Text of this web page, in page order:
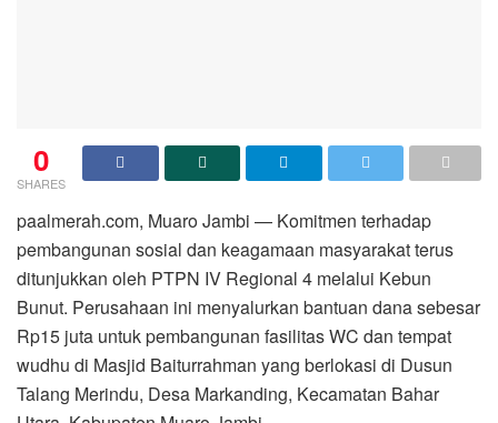
0
SHARES
paalmerah.com, Muaro Jambi — Komitmen terhadap
pembangunan sosial dan keagamaan masyarakat terus
ditunjukkan oleh PTPN IV Regional 4 melalui Kebun
Bunut. Perusahaan ini menyalurkan bantuan dana sebesar
Rp15 juta untuk pembangunan fasilitas WC dan tempat
wudhu di Masjid Baiturrahman yang berlokasi di Dusun
Talang Merindu, Desa Markanding, Kecamatan Bahar